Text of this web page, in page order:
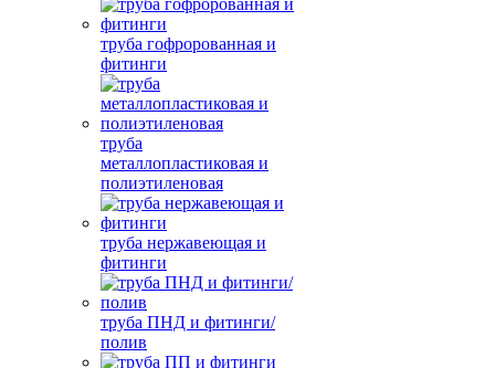
труба гофророванная и
фитинги
труба
металлопластиковая и
полиэтиленовая
труба нержавеющая и
фитинги
труба ПНД и фитинги/
полив